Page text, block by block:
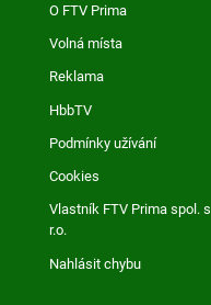
O FTV Prima
Volná místa
Reklama
HbbTV
Podmínky užívání
Cookies
Vlastník FTV Prima spol. s
r.o.
Nahlásit chybu